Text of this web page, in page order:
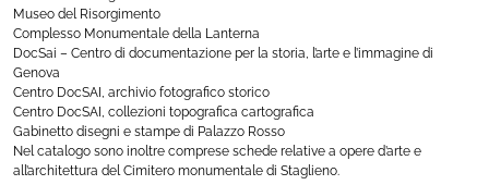
Museo del Risorgimento
Complesso Monumentale della Lanterna
DocSai – Centro di documentazione per la storia, l’arte e l’immagine di
Genova
Centro DocSAI, archivio fotografico storico
Centro DocSAI, collezioni topografica cartografica
Gabinetto disegni e stampe di Palazzo Rosso
Nel catalogo sono inoltre comprese schede relative a opere d’arte e
all’architettura del Cimitero monumentale di Staglieno.